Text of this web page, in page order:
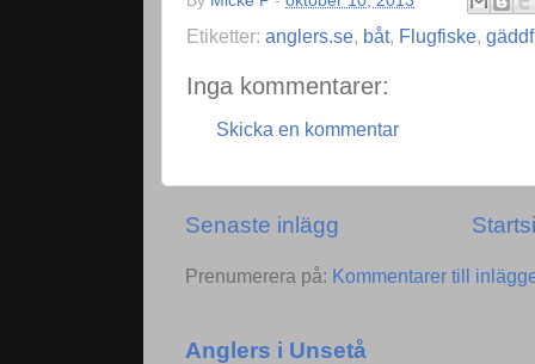
Etiketter: anglers.se, båt, Flugfiske,
Inga kommentarer:
Skicka en kommentar
Senaste inlägg
Prenumerera på: Kommentarer till
Anglers i Unsetå